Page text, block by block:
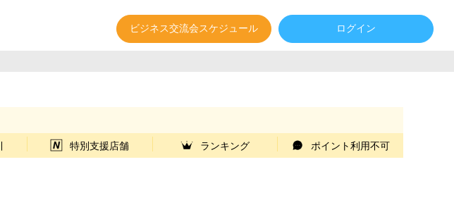
ログイン
ビジネス交流会スケジュール
特別支援店舗 ランキング ポイント利用不可